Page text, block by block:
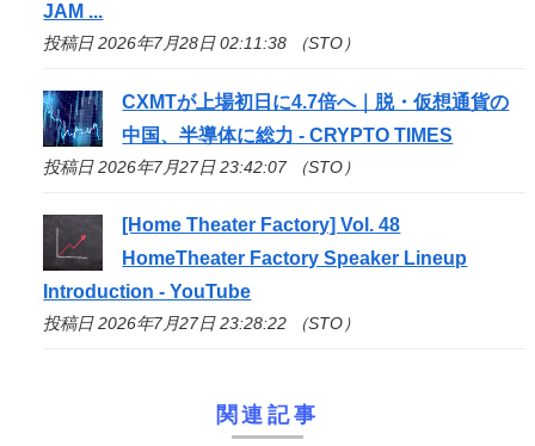
JAM ...
投稿日 2026年7月28日 02:11:38 （STO）
CXMTが上場初日に4.7倍へ｜脱・仮想通貨の
中国、半導体に総力 - CRYPTO TIMES
投稿日 2026年7月27日 23:42:07 （STO）
[Home Theater Factory] Vol. 48
HomeTheater Factory Speaker Lineup
Introduction - YouTube
投稿日 2026年7月27日 23:28:22 （STO）
関連記事